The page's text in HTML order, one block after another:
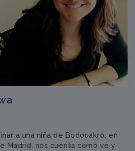
a una niña de Bodouakro, en
Madrid, nos cuenta cómo ve y